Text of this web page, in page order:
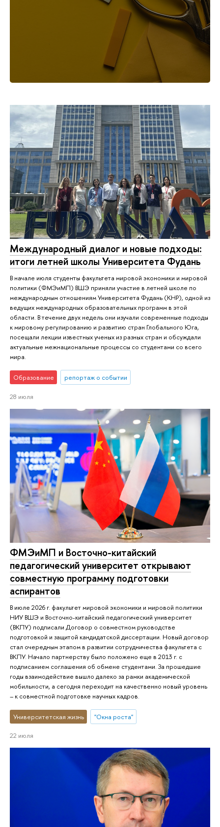
Международный диалог и новые подходы:
итоги летней школы Университета Фудань
В начале июля студенты факультета мировой экономики и мировой
политики (ФМЭиМП) ВШЭ приняли участие в летней школе по
международным отношениям Университета Фудань (КНР), одной из
ведущих международных образовательных программ в этой
области. В течение двух недель они изучали современные подходы
к мировому регулированию и развитию стран Глобального Юга,
посещали лекции известных ученых из разных стран и обсуждали
актуальные межнациональные процессы со студентами со всего
мира.
Образование репортаж о событии
28 июля
ФМЭиМП и Восточно-китайский
педагогический университет открывают
совместную программу подготовки
аспирантов
В июле 2026 г. факультет мировой экономики и мировой политики
НИУ ВШЭ и Восточно-китайский педагогический университет
(ВКПУ) подписали Договор о совместном руководстве
подготовкой и защитой кандидатской диссертации. Новый договор
стал очередным этапом в развитии сотрудничества факультета с
ВКПУ. Начало партнерству было положено еще в 2013 г. с
подписанием соглашения об обмене студентами. За прошедшие
годы взаимодействие вышло далеко за рамки академической
мобильности, а сегодня переходит на качественно новый уровень
– к совместной подготовке научных кадров.
Университетская жизнь "Окна роста"
22 июля